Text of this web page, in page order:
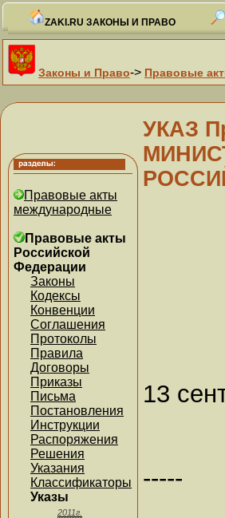
ZAKI.RU ЗАКОНЫ И ПРАВО
Законы и Право-> Правовые
Правовые акты
международные
Правовые акты
Российской
Федерации
Законы
Кодексы
Конвенции
Соглашения
Протоколы
Правила
Договоры
Приказы
Письма
Постановления
Инструкции
Распоряжения
Решения
Указания
Классификаторы
Указы
2011г.
УКАЗ
13
-----